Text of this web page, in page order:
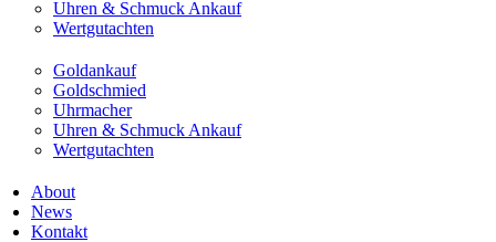
Uhren & Schmuck Ankauf
Wertgutachten
Goldankauf
Goldschmied
Uhrmacher
Uhren & Schmuck Ankauf
Wertgutachten
About
News
Kontakt